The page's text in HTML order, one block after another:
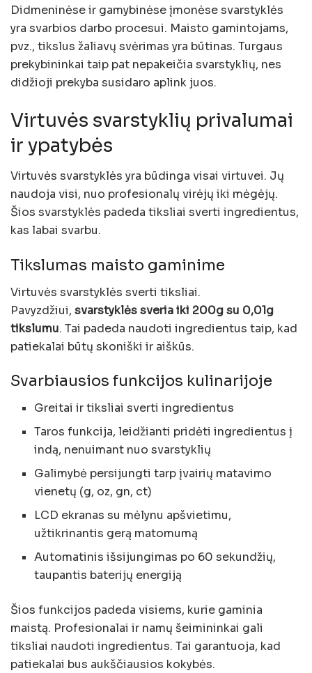
Didmeninėse ir gamybinėse įmonėse svarstyklės
yra svarbios darbo procesui. Maisto gamintojams,
pvz., tikslus žaliavų svėrimas yra būtinas. Turgaus
prekybininkai taip pat nepakeičia svarstyklių, nes
didžioji prekyba susidaro aplink juos.
Virtuvės svarstyklių privalumai
ir ypatybės
Virtuvės svarstyklės yra būdinga visai virtuvei. Jų
naudoja visi, nuo profesionalų virėjų iki mėgėjų.
Šios svarstyklės padeda tiksliai sverti ingredientus,
kas labai svarbu.
Tikslumas maisto gaminime
Virtuvės svarstyklės sverti tiksliai.
Pavyzdžiui, svarstyklės sveria iki 200g su 0,01g
tikslumu. Tai padeda naudoti ingredientus taip, kad
patiekalai būtų skoniški ir aiškūs.
Svarbiausios funkcijos kulinarijoje
Greitai ir tiksliai sverti ingredientus
Taros funkcija, leidžianti pridėti ingredientus į
indą, nenuimant nuo svarstyklių
Galimybė persijungti tarp įvairių matavimo
vienetų (g, oz, gn, ct)
LCD ekranas su mėlynu apšvietimu,
užtikrinantis gerą matomumą
Automatinis išsijungimas po 60 sekundžių,
taupantis baterijų energiją
Šios funkcijos padeda visiems, kurie gaminia
maistą. Profesionalai ir namų šeimininkai gali
tiksliai naudoti ingredientus. Tai garantuoja, kad
patiekalai bus aukščiausios kokybės.